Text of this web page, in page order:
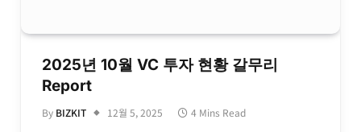
2025년 10월 VC 투자 현황 갈무리
Report
By BIZKIT 12월 5, 2025 4 Mins Read